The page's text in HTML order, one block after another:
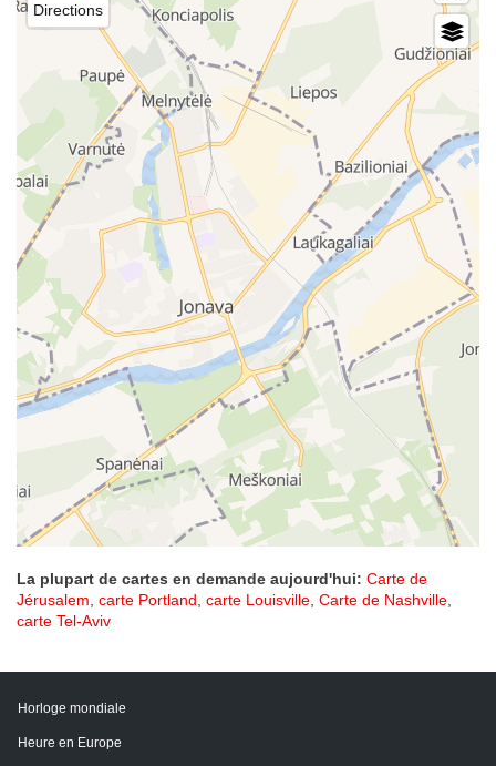
Directions
La plupart de cartes en demande aujourd'hui: Carte de
Jérusalem, carte Portland, carte Louisville, Carte de Nashville,
carte Tel-Aviv
Horloge mondiale
Heure en Europe